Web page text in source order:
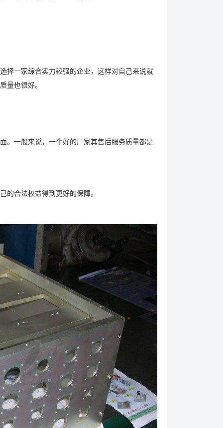
择一家综合实力较强的企业，这样对自己来说就
量也很好。
。一般来说，一个好的厂家其售后服务质量都是
的合法权益得到更好的保障。